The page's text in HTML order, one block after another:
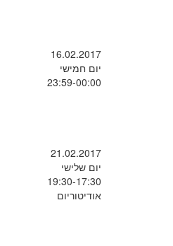
16.02.2017
יום חמישי
23:59-00:00
21.02.2017
יום שלישי
19:30-17:30
אודיטוריום